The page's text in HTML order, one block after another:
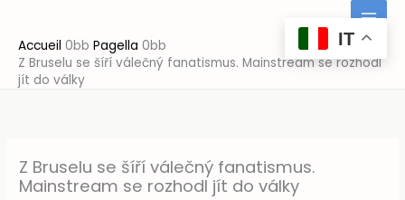
contenu
Accueil
Pagella
Z Bruselu se šíří válečný fanatismus. Mainstream se rozhodl
jít do války
Z Bruselu se šíří válečný fanatismus.
Mainstream se rozhodl jít do války
IT